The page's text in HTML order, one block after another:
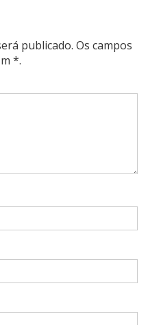
publicado. Os campos
*.